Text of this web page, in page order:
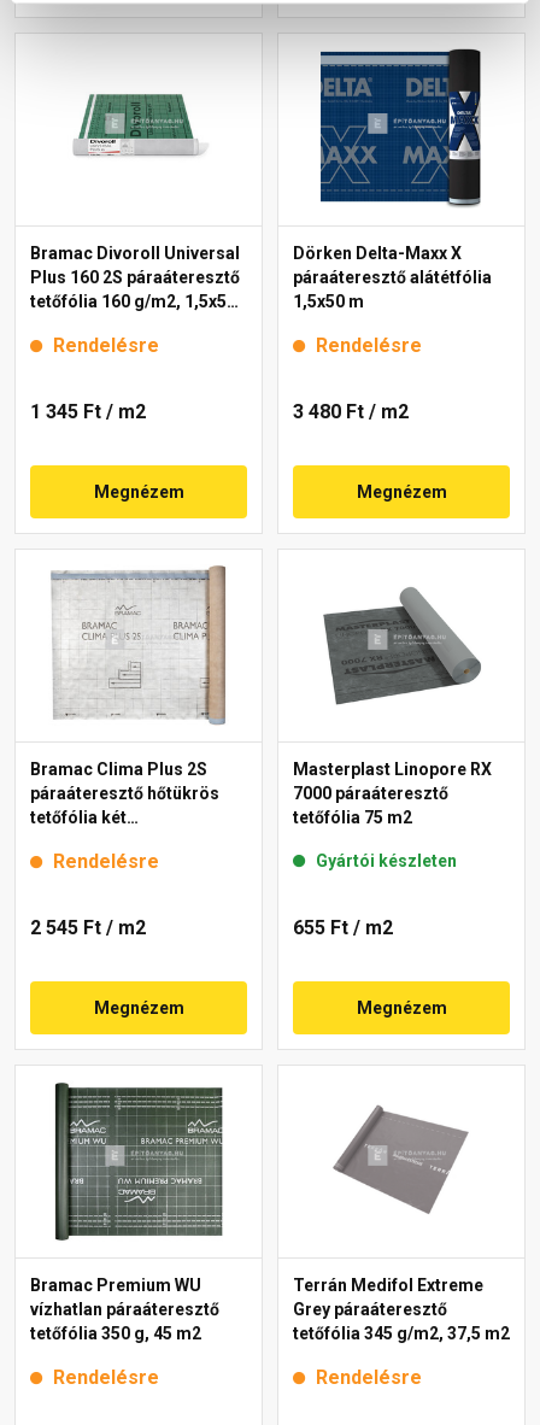
Bramac Divoroll Universal
Plus 160 2S páraáteresztő
tetőfólia 160 g/m2, 1,5x50
Rendelésre
1 345 Ft / m2
Megnézem
Dörken Delta-Maxx X
páraáteresztő alátétfólia
1,5x50 m
Rendelésre
3 480 Ft / m2
Megnézem
Bramac Clima Plus 2S
páraáteresztő hőtükrös
tetőfólia két
m2Rendelésre
2 545 Ft / m2
Megnézem
Masterplast Linopore RX
7000 páraáteresztő
tetőfólia 75 m2
Gyártói készleten
655 Ft / m2
Megnézem
Bramac Premium WU
vízhatlan páraáteresztő
tetőfólia 350 g, 45 m2
Rendelésre
Terrán Medifol Extreme
Grey páraáteresztő
tetőfólia 345 g/m2, 37,5 m2
Rendelésre